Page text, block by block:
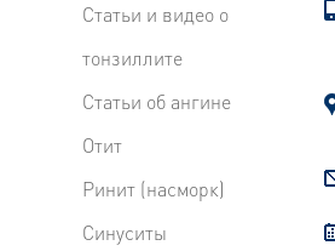
Статьи и видео о
тонзиллите
Статьи об ангине
Отит
Ринит (насморк)
Синуситы